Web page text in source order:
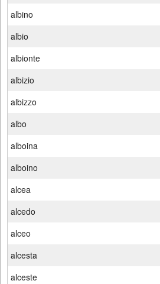
albino
albio
albionte
albizio
albizzo
albo
alboina
alboino
alcea
alcedo
alceo
alcesta
alceste